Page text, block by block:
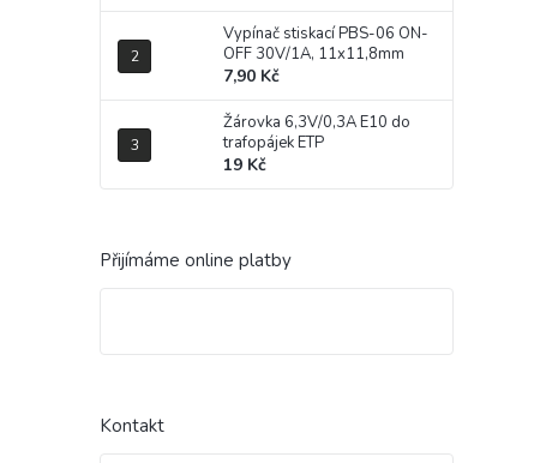
Vypínač stiskací PBS-06 ON-
OFF 30V/1A, 11x11,8mm
7,90 Kč
Žárovka 6,3V/0,3A E10 do
trafopájek ETP
19 Kč
Přijímáme online platby
Kontakt